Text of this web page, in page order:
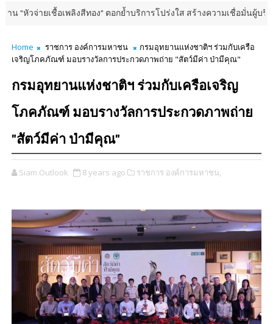
เชื้อเพลิงสีทอง" ตอกย้ำบริการโปร่งใส สร้างความเชื่อมั่นผู้บริโภค พลั
Home ราชการ องค์การมหาชน
กรมอุทยานแห่งชาติฯ ร่วมกับเครือ
เจริญโภคภัณฑ์ มอบรางวัลการประกวดภาพถ่าย "สัตว์มีค่า ป่ามีคุณ"
กรมอุทยานแห่งชาติฯ ร่วมกับเครือเจริญ
โภคภัณฑ์ มอบรางวัลการประกวดภาพถ่าย
"สัตว์มีค่า ป่ามีคุณ"
Siam Outlook 8 years ago ราชการ องค์การมหาชน,